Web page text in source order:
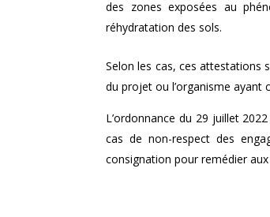
des zones exposées au
réhydratation des sols.
Selon les cas, ces attestations
du projet ou l’organisme
L’ordonnance du 29 juillet
cas de non-respect des
consignation pour remédier